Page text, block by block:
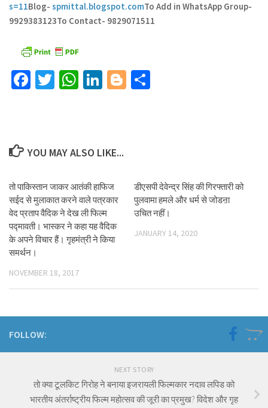
s=11Blog- spmittal.blogspot.comTo Add in WhatsApp Group-
9929383123To Contact- 9829071511
Facebook
TwitterWhatsApp
LinkedIn
Blogger
YOU MAY ALSO LIKE...
तो पाकिस्तान जाकर आतंकी हाफिज
सईद से मुलाकात करने वाले पत्रकार
वेद प्रताप वैदिक ने देख ली फिल्म
पद्मावती। भास्कर ने कहा यह वैदिक
के अपने विचार हैं। गृहमंत्री ने किया
समर्थन।
NOVEMBER 18, 2017
डीएसपी देवेन्द्र सिंह की गिरफ्तारी को
पुलवामा हमले और धर्म से जोडऩा
उचित नहीं।
JANUARY 14, 2020
FOLLOW:
NEXT STORY
तो क्या टूलकिट गिरोह ने बनाया इजरायली फिल्मकार नदाव लपिड को
भारतीय अंतर्राष्ट्रीय फिल्म महोत्सव की जूरी का प्रमुख? विदेश और गृह